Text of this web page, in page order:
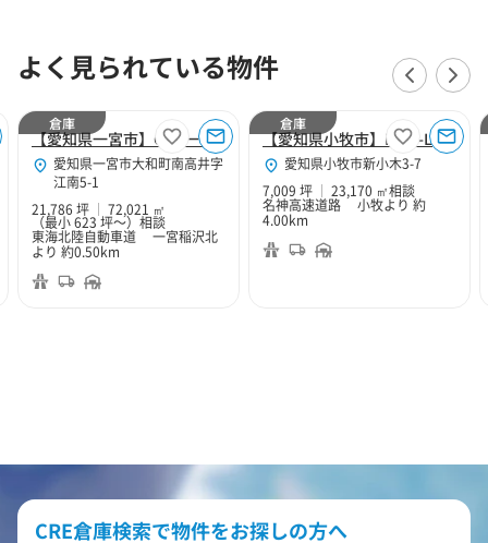
よく見られている物件
【愛知県一宮市】CPD一宮
愛知県一宮市大和町南高井字
江南5-1
21,786 坪
72,021 ㎡
（最小 623 坪～） 相談
東海北陸自動車道 一宮稲沢北
より 約0.50km
倉庫
【愛知県小牧市】MCD-LOGI小牧
愛知県小牧市新小木3-7
7,009 坪
23,170 ㎡相談
名神高速道路 小牧より 約
4.00km
倉庫
CRE倉庫検索で物件をお探しの方へ